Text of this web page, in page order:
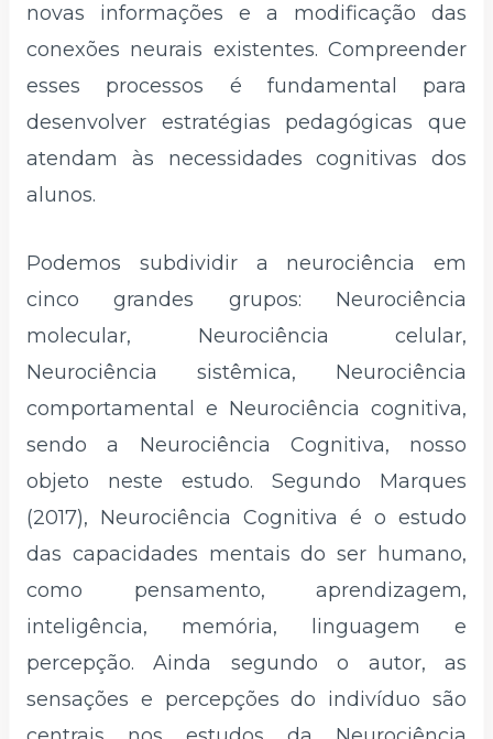
novas informações e a modificação das
conexões neurais existentes. Compreender
esses processos é fundamental para
desenvolver estratégias pedagógicas que
atendam às necessidades cognitivas dos
alunos.
Podemos subdividir a neurociência em
cinco grandes grupos: Neurociência
molecular, Neurociência celular,
Neurociência sistêmica, Neurociência
comportamental e Neurociência cognitiva,
sendo a Neurociência Cognitiva, nosso
objeto neste estudo. Segundo Marques
(2017), Neurociência Cognitiva é o estudo
das capacidades mentais do ser humano,
como pensamento, aprendizagem,
inteligência, memória, linguagem e
percepção. Ainda segundo o autor, as
sensações e percepções do indivíduo são